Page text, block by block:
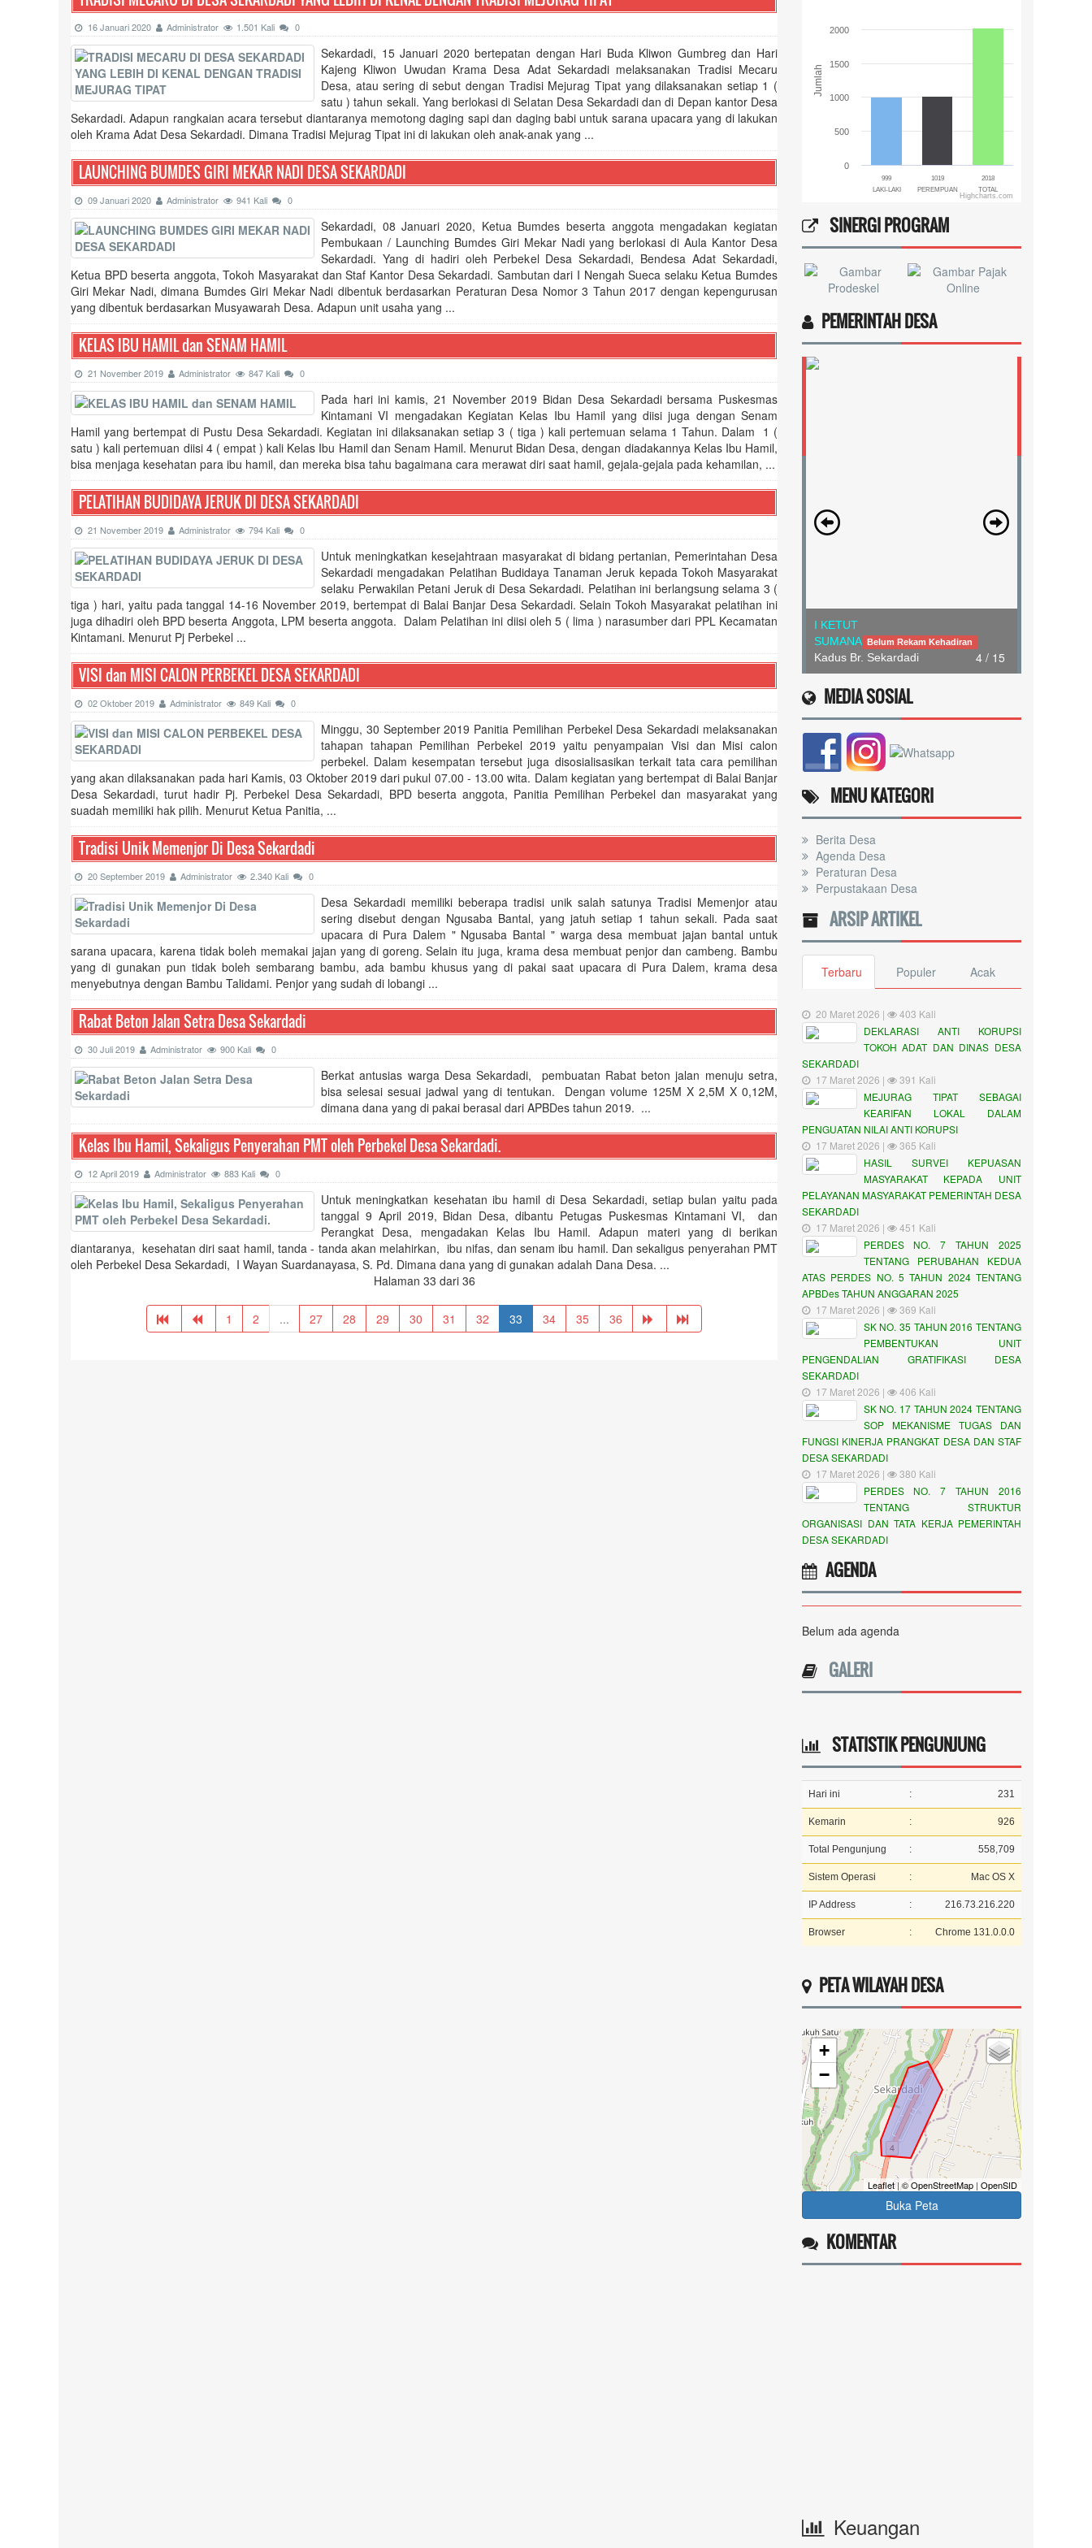
16 Januari 2020 Administrator 1.501 Kali 0
Sekardadi, 15 Januari 2020 bertepatan dengan Hari Buda Kliwon Gumbreg dan Hari
Kajeng Kliwon Uwudan Krama Desa Adat Sekardadi melaksanakan Tradisi Mecaru
Desa, atau sering di sebut dengan Tradisi Mejurag Tipat yang dilaksanakan setiap 1 (
satu ) tahun sekali. Yang berlokasi di Selatan Desa Sekardadi dan di Depan kantor Desa
Sekardadi. Adapun rangkaian acara tersebut diantaranya memotong daging sapi dan daging babi untuk sarana upacara yang di lakukan
oleh Krama Adat Desa Sekardadi. Dimana Tradisi Mejurag Tipat ini di lakukan oleh anak-anak yang ...
LAUNCHING BUMDES GIRI MEKAR NADI DESA SEKARDADI
09 Januari 2020 Administrator 941 Kali 0
Sekardadi, 08 Januari 2020, Ketua Bumdes beserta anggota mengadakan kegiatan
Pembukaan / Launching Bumdes Giri Mekar Nadi yang berlokasi di Aula Kantor Desa
Sekardadi. Yang di hadiri oleh Perbekel Desa Sekardadi, Bendesa Adat Sekardadi,
Ketua BPD beserta anggota, Tokoh Masyarakat dan Staf Kantor Desa Sekardadi. Sambutan dari I Nengah Sueca selaku Ketua Bumdes
Giri Mekar Nadi, dimana Bumdes Giri Mekar Nadi dibentuk berdasarkan Peraturan Desa Nomor 3 Tahun 2017 dengan kepengurusan
yang dibentuk berdasarkan Musyawarah Desa. Adapun unit usaha yang ...
KELAS IBU HAMIL dan SENAM HAMIL
21 November 2019 Administrator 847 Kali 0
Pada hari ini kamis, 21 November 2019 Bidan Desa Sekardadi bersama Puskesmas
Kintamani VI mengadakan Kegiatan Kelas Ibu Hamil yang diisi juga dengan Senam
Hamil yang bertempat di Pustu Desa Sekardadi. Kegiatan ini dilaksanakan setiap 3 ( tiga ) kali pertemuan selama 1 Tahun. Dalam 1 (
satu ) kali pertemuan diisi 4 ( empat ) kali Kelas Ibu Hamil dan Senam Hamil. Menurut Bidan Desa, dengan diadakannya Kelas Ibu Hamil,
bisa menjaga kesehatan para ibu hamil, dan mereka bisa tahu bagaimana cara merawat diri saat hamil, gejala-gejala pada kehamilan, ...
PELATIHAN BUDIDAYA JERUK DI DESA SEKARDADI
21 November 2019 Administrator 794 Kali 0
Untuk meningkatkan kesejahtraan masyarakat di bidang pertanian, Pemerintahan Desa
Sekardadi mengadakan Pelatihan Budidaya Tanaman Jeruk kepada Tokoh Masyarakat
selaku Perwakilan Petani Jeruk di Desa Sekardadi. Pelatihan ini berlangsung selama 3 (
tiga ) hari, yaitu pada tanggal 14-16 November 2019, bertempat di Balai Banjar Desa Sekardadi. Selain Tokoh Masyarakat pelatihan ini
juga dihadiri oleh BPD beserta Anggota, LPM beserta anggota. Dalam Pelatihan ini diisi oleh 5 ( lima ) narasumber dari PPL Kecamatan
Kintamani. Menurut Pj Perbekel ...
VISI dan MISI CALON PERBEKEL DESA SEKARDADI
02 Oktober 2019 Administrator 849 Kali 0
Minggu, 30 September 2019 Panitia Pemilihan Perbekel Desa Sekardadi melaksanakan
tahapan tahapan Pemilihan Perbekel 2019 yaitu penyampaian Visi dan Misi calon
perbekel. Dalam kesempatan tersebut juga disosialisasikan terkait tata cara pemilihan
yang akan dilaksanakan pada hari Kamis, 03 Oktober 2019 dari pukul 07.00 - 13.00 wita. Dalam kegiatan yang bertempat di Balai Banjar
Desa Sekardadi, turut hadir Pj. Perbekel Desa Sekardadi, BPD beserta anggota, Panitia Pemilihan Perbekel dan masyarakat yang
suadah memiliki hak pilih. Menurut Ketua Panitia, ...
Tradisi Unik Memenjor Di Desa Sekardadi
20 September 2019 Administrator 2.340 Kali 0
Desa Sekardadi memiliki beberapa tradisi unik salah satunya Tradisi Memenjor atau
sering disebut dengan Ngusaba Bantal, yang jatuh setiap 1 tahun sekali. Pada saat
upacara di Pura Dalem " Ngusaba Bantal " warga desa membuat jajan bantal untuk
sarana upacara, karena tidak boleh memakai jajan yang di goreng. Selain itu juga, krama desa membuat penjor dan cambeng. Bambu
yang di gunakan pun tidak boleh sembarang bambu, ada bambu khusus yang di pakai saat upacara di Pura Dalem, krama desa
menyebutnya dengan Bambu Talidami. Penjor yang sudah di lobangi ...
Rabat Beton Jalan Setra Desa Sekardadi
30 Juli 2019 Administrator 900 Kali 0
Berkat antusias warga Desa Sekardadi, pembuatan Rabat beton jalan menuju setra,
bisa selesai sesuai jadwal yang di tentukan. Dengan volume 125M X 2,5M X 0,12M,
dimana dana yang di pakai berasal dari APBDes tahun 2019. ...
Kelas Ibu Hamil, Sekaligus Penyerahan PMT oleh Perbekel Desa Sekardadi.
12 April 2019 Administrator 883 Kali 0
Untuk meningkatkan kesehatan ibu hamil di Desa Sekardadi, setiap bulan yaitu pada
tanggal 9 April 2019, Bidan Desa, dibantu Petugas Puskesmas Kintamani VI, dan
Perangkat Desa, mengadakan Kelas Ibu Hamil. Adapun materi yang di berikan
diantaranya, kesehatan diri saat hamil, tanda - tanda akan melahirkan, ibu nifas, dan senam ibu hamil. Dan sekaligus penyerahan PMT
oleh Perbekel Desa Sekardadi, I Wayan Suardanayasa, S. Pd. Dimana dana yang di gunakan adalah Dana Desa. ...
Halaman 33 dari 36
1 2 ... 27 28 29 30 31 32 33 34 35 36
The chart has 1 Y axis displaying Jumlah. Range: 0 to
Jumlah
999
LAKI-LAKI
1019
PEREMPUAN
2018
TOTAL
0
500
1000
1500
2000
Highcharts.com
SINERGI PROGRAM
PEMERINTAH DESA
4 / 15
I KETUT
SUMANA Belum Rekam Kehadiran
Kadus Br. Sekardadi
MEDIA SOSIAL
MENU KATEGORI
Berita Desa
Agenda Desa
Peraturan Desa
Perpustakaan Desa
ARSIP ARTIKEL
Terbaru Populer Acak
20 Maret 2026 |
403 Kali
DEKLARASI ANTI KORUPSI
TOKOH ADAT DAN DINAS DESA
SEKARDADI
17 Maret 2026 |
391 Kali
MEJURAG TIPAT SEBAGAI
KEARIFAN LOKAL DALAM
PENGUATAN NILAI ANTI KORUPSI
17 Maret 2026 |
365 Kali
HASIL SURVEI KEPUASAN
MASYARAKAT KEPADA UNIT
PELAYANAN MASYARAKAT PEMERINTAH DESA
SEKARDADI
17 Maret 2026 |
451 Kali
PERDES NO. 7 TAHUN 2025
TENTANG PERUBAHAN KEDUA
ATAS PERDES NO. 5 TAHUN 2024 TENTANG
APBDes TAHUN ANGGARAN 2025
17 Maret 2026 |
369 Kali
SK NO. 35 TAHUN 2016 TENTANG
PEMBENTUKAN UNIT
PENGENDALIAN GRATIFIKASI DESA
SEKARDADI
17 Maret 2026 |
406 Kali
SK NO. 17 TAHUN 2024 TENTANG
SOP MEKANISME TUGAS DAN
FUNGSI KINERJA PRANGKAT DESA DAN STAF
DESA SEKARDADI
17 Maret 2026 |
380 Kali
PERDES NO. 7 TAHUN 2016
TENTANG STRUKTUR
ORGANISASI DAN TATA KERJA PEMERINTAH
DESA SEKARDADI
AGENDA
Belum ada agenda
GALERI
STATISTIK PENGUNJUNG
Hari ini : 231
Kemarin : 926
Total Pengunjung : 558,709
Sistem Operasi : Mac OS X
IP Address : 216.73.216.220
Browser : Chrome 131.0.0.0
PETA WILAYAH DESA
+
−
Leaflet| © OpenStreetMap | OpenSID
Buka Peta
KOMENTAR
Keuangan